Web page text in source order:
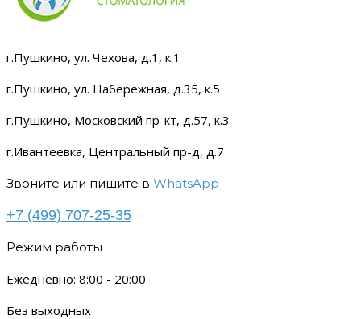
г.Пушкино, ул. Чехова, д.1, к.1
г.Пушкино, ул. Набережная, д.35, к.5
г.Пушкино, Московский пр-кт, д.57, к.3
г.Ивантеевка, Центральный пр-д, д.7
Звоните или пишите в WhatsApp
+7 (499) 707-25-35
Режим работы
Ежедневно: 8:00 - 20:00
Без выходных